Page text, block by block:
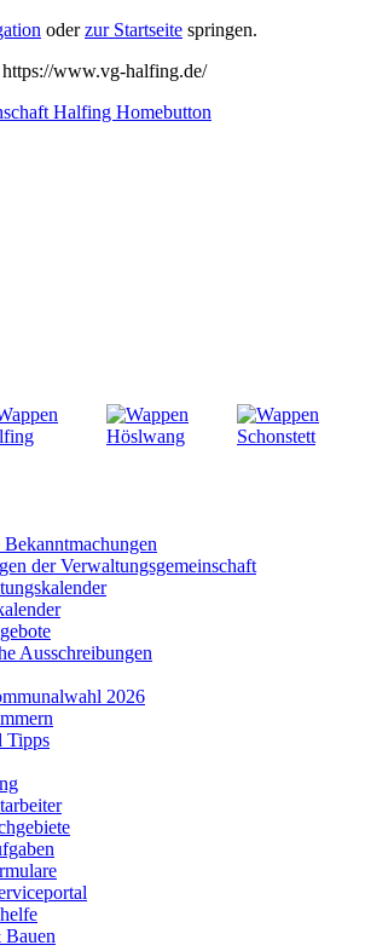
oderzur Startseite springen.
www.vg-halfing.de/
der Verwaltungsgemeinschaft
Ausschreibungen
2026
Tipps
Bauen